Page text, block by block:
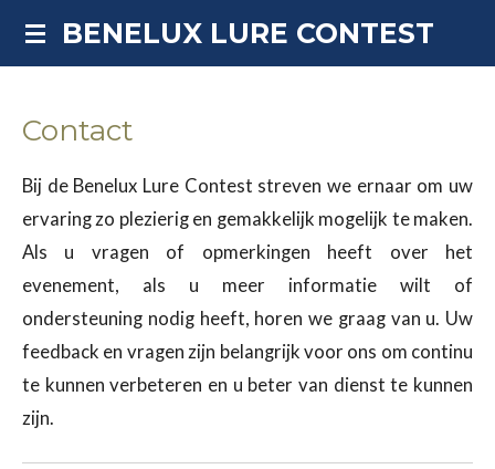
Ga
de
BENELUX LURE CONTEST
Contact
Bij de Benelux Lure Contest streven we ernaar om uw
ervaring zo plezierig en gemakkelijk mogelijk te maken.
Als u vragen of opmerkingen heeft over het
evenement, als u meer informatie wilt of
ondersteuning nodig heeft, horen we graag van u. Uw
feedback en vragen zijn belangrijk voor ons om continu
te kunnen verbeteren en u beter van dienst te kunnen
zijn.